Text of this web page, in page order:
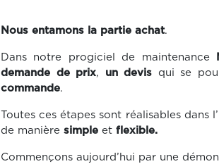
Nous entamons la partie achat.
Dans notre progiciel de maintenance
demande de prix, un devis qui se
commande.
Toutes ces étapes sont réalisables dans l’
de manière simple et flexible.
Commençons aujourd’hui par une